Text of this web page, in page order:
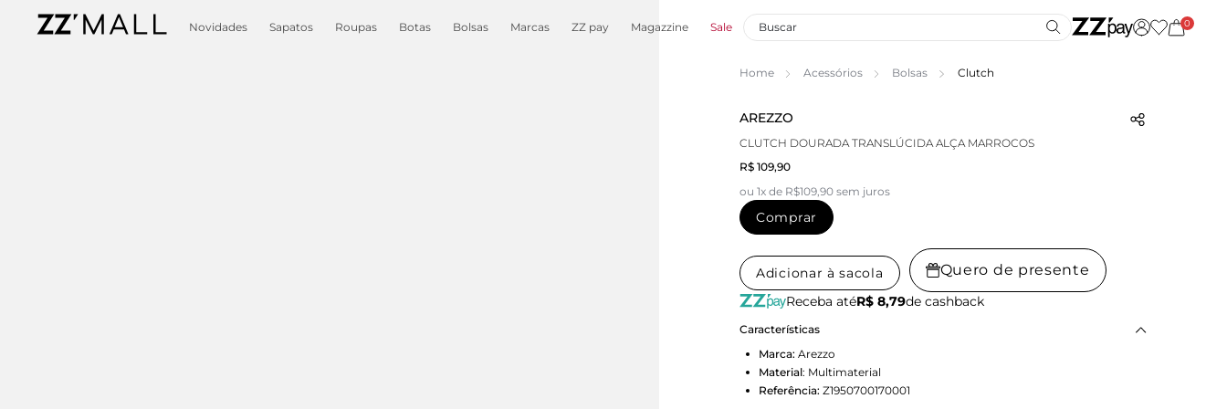
Novidades Sapatos Roupas Botas Bolsas Marcas ZZ pay Magazzine Sale 0
Home Acessórios Bolsas Clutch
AREZZO
CLUTCH DOURADA TRANSLÚCIDA ALÇA MARROCOS
R$ 109,90
ou 1x de R$109,90 sem juros
Comprar
Adicionar à sacola Quero de presente
Receba atéR$ 8,79de cashback
Características
Marca: Arezzo
Material: Multimaterial
Referência: Z1950700170001